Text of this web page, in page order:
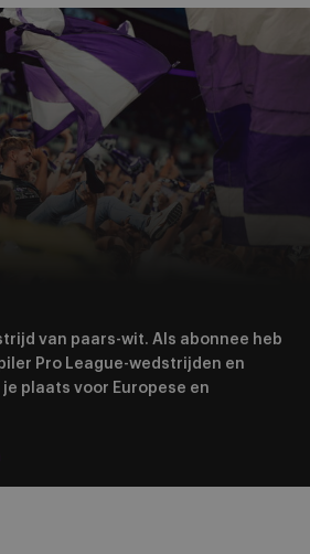
van paars-wit. Als abonnee heb
Pro League-wedstrijden en
plaats voor Europese en